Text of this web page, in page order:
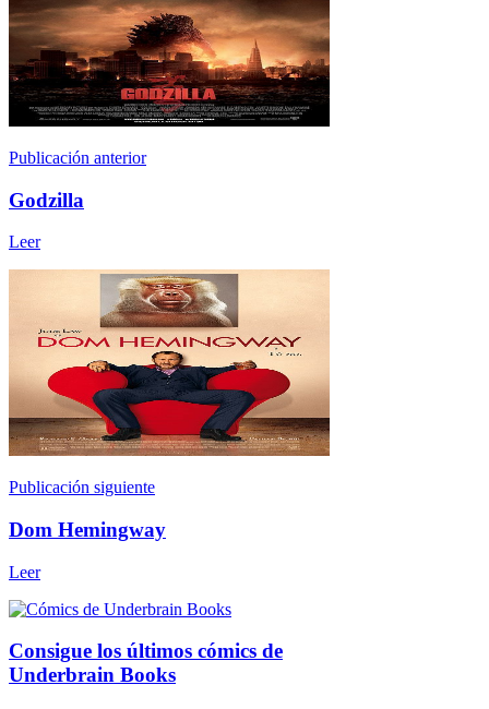
Publicación anterior
Godzilla
Leer
Publicación siguiente
Dom Hemingway
Leer
Consigue los últimos cómics de
Underbrain Books